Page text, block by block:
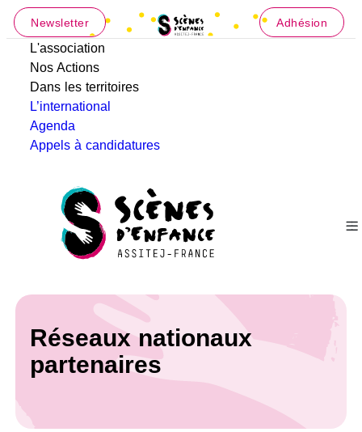
Newsletter Adhésion
L'association
Nos Actions
Dans les territoires
L’international
Agenda
Appels à candidatures
Réseaux nationaux
partenaires